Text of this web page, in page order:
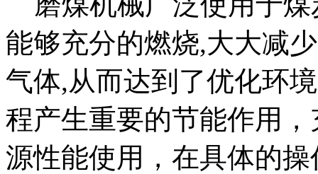
能够充分的燃烧,大大减
气体,从而达到了优化环
程产生重要的节能作用
源性能使用，在具体的